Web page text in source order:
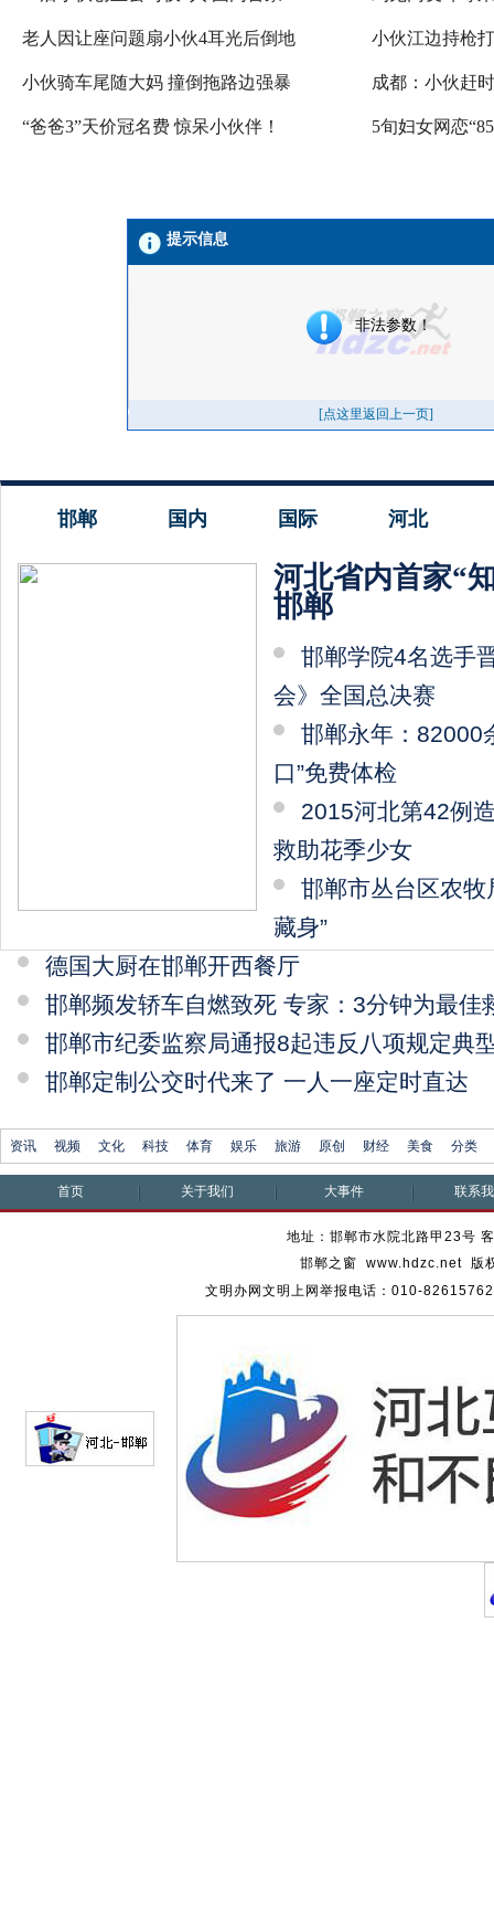
老人因让座问题扇小伙4耳光后倒地 小伙江边持枪
小伙骑车尾随大妈 撞倒拖路边强暴 成都：小伙赶
“爸爸3”天价冠名费 惊呆小伙伴！ 5旬妇女网恋
邯郸 国内 国际 河北
河北省内首家“
邯郸
邯郸学院4名选手
会》全国总决赛
邯郸永年：82000
口”免费体检
2015河北第42例
救助花季少女
邯郸市丛台区农牧
藏身”
德国大厨在邯郸开西餐厅
邯郸频发轿车自燃致死 专家：3分钟为最佳
邯郸市纪委监察局通报8起违反八项规定典
邯郸定制公交时代来了 一人一座定时直达
资讯 视频 文化 科技 体育 娱乐 旅游 原创 财经 美食 分类
首页 关于我们 大事件 联系
地址：邯郸市水院北路甲23号
邯郸之窗 www.hdzc.net 版
文明办网文明上网举报电话：010-